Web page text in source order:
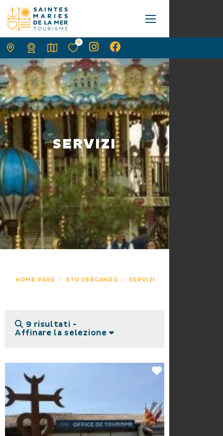
SERVIZI
HOME PAGE STO CERCANDO SERVIZI
9 risultati -
Affinare la selezione
0